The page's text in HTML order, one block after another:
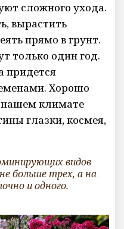
сложного ухода.
вырастить
прямо в грунт.
только один год.
придется
Хорошо
нашем климате
глазки, космея,
видов
больше трех, а на
и одного.